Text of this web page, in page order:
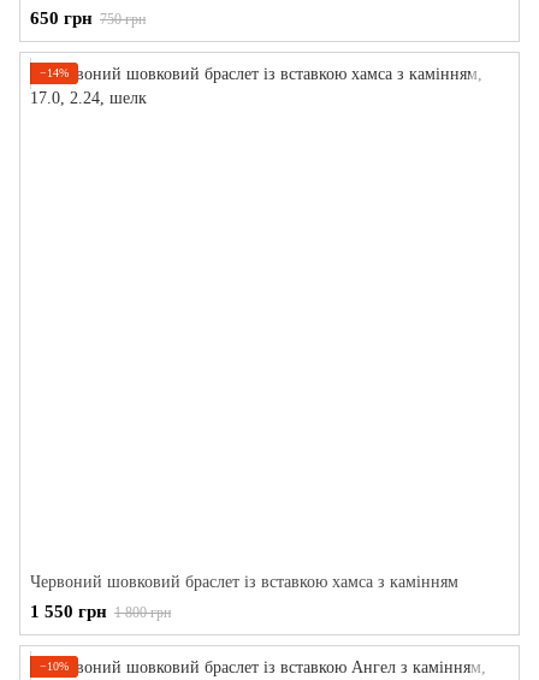
650 грн 750 грн
−14%
Червоний шовковий браслет із вставкою хамса з камінням
1 550 грн 1 800 грн
−10%